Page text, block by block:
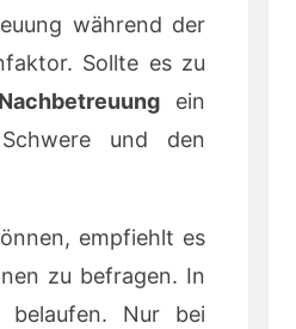
während der
Sollte es zu
Nachbetreuung ein
und den
empfiehlt es
zu befragen. In
belaufen. Nur bei